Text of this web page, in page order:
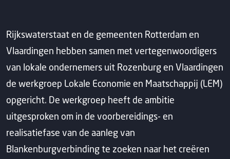
Rijkswaterstaat en de gemeenten Rotterdam en
Vlaardingen hebben samen met vertegenwoordigers
van lokale ondernemers uit Rozenburg en Vlaardingen
de werkgroep Lokale Economie en Maatschappij (LEM)
opgericht. De werkgroep heeft de ambitie
uitgesproken om in de voorbereidings- en
realisatiefase van de aanleg van
Blankenburgverbinding te zoeken naar het creëren